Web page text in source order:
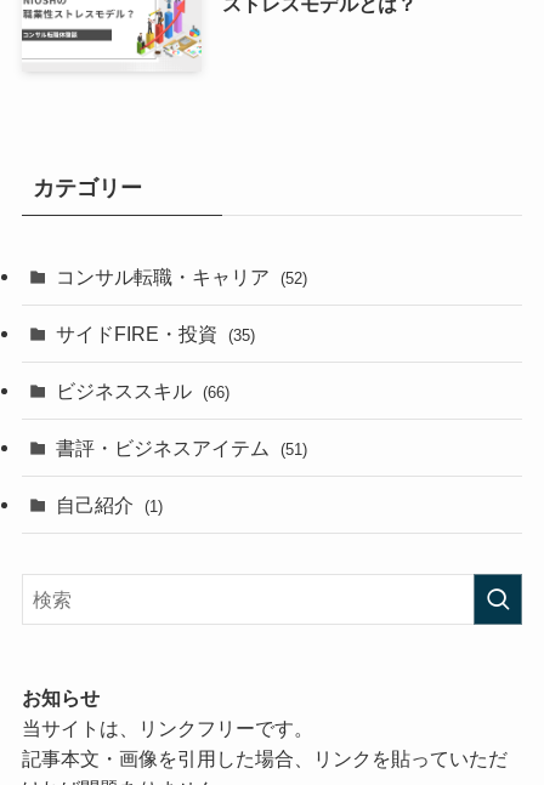
カテゴリー
コンサル転職・キャリア (52)
サイドFIRE・投資 (35)
ビジネススキル (66)
書評・ビジネスアイテム (51)
自己紹介 (1)
お知らせ
当サイトは、リンクフリーです。
記事本文・画像を引用した場合、リンクを貼っていただ